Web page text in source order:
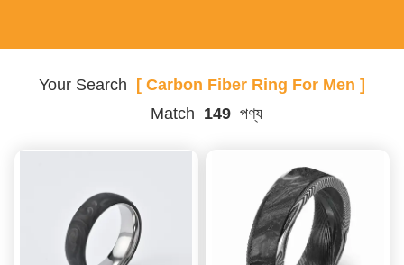
Your Search [ Carbon Fiber Ring For Men ]
Match 149 পণ্য